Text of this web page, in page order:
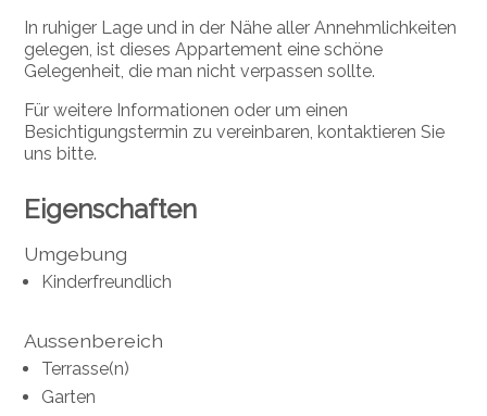
In ruhiger Lage und in der Nähe aller Annehmlichkeiten
gelegen, ist dieses Appartement eine schöne
Gelegenheit, die man nicht verpassen sollte.
Für weitere Informationen oder um einen
Besichtigungstermin zu vereinbaren, kontaktieren Sie
uns bitte.
Eigenschaften
Umgebung
Kinderfreundlich
Aussenbereich
Terrasse(n)
Garten